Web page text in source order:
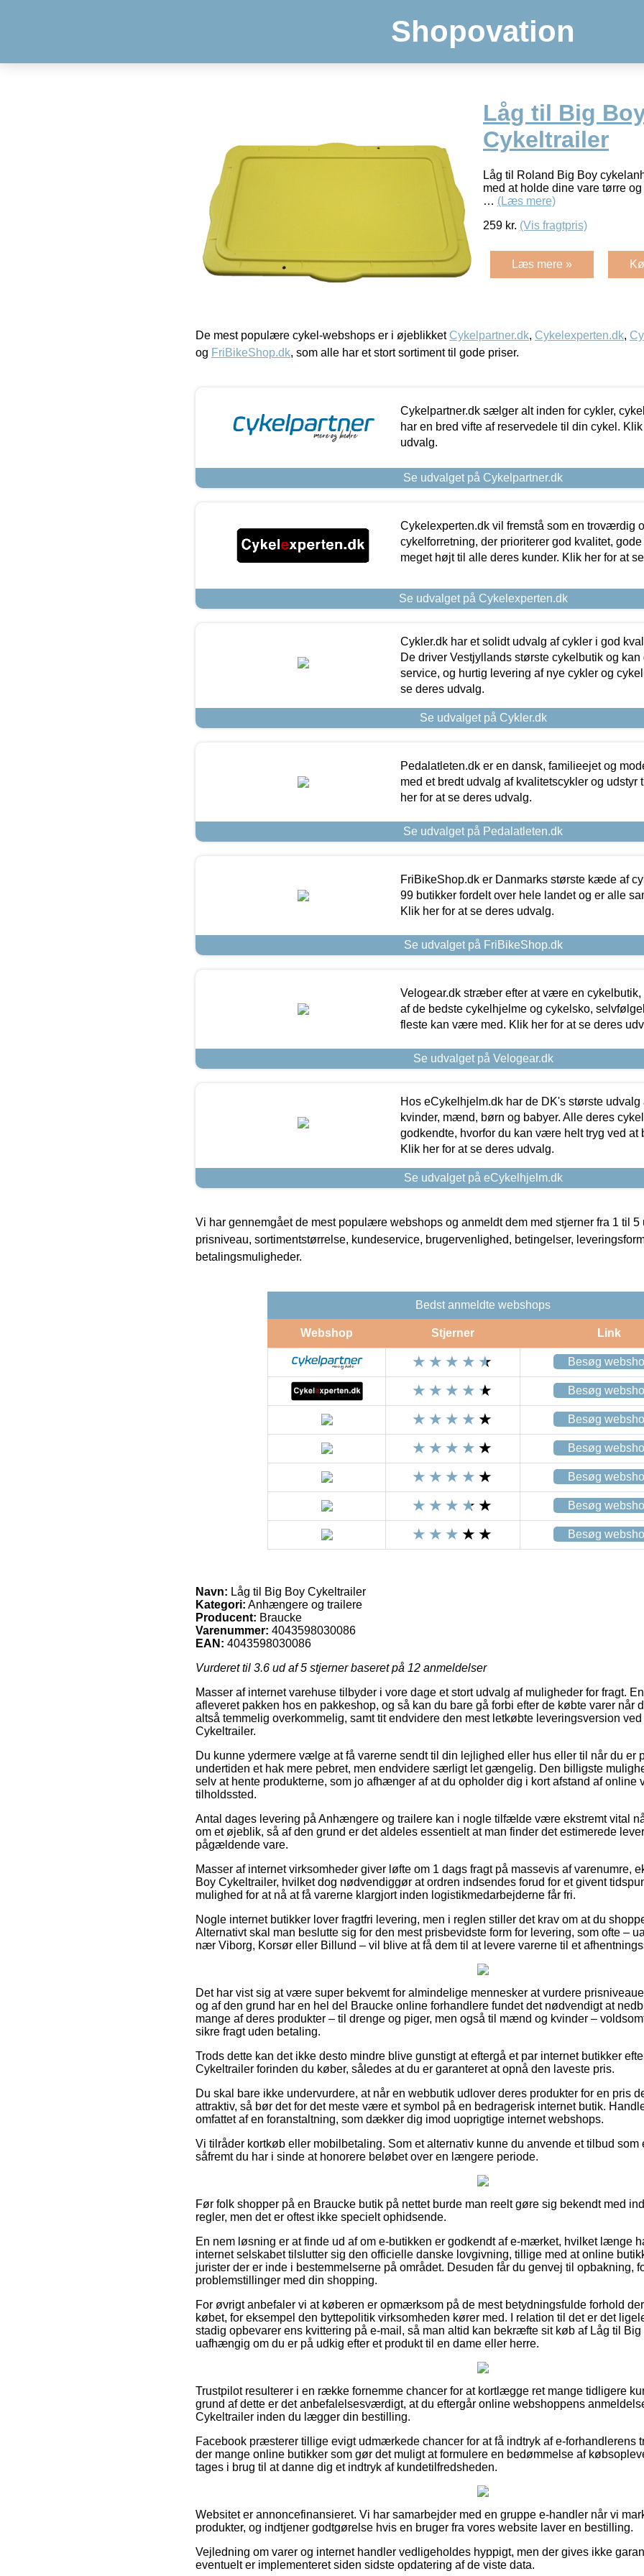
Shopovation
Låg til Big
Cykeltrailer
Låg til Roland Big Boy
med at holde dine vare tørre
… (Læs mere)
259 kr. (Vis fragtpris)
Læs mere »
De mest populære cykel-webshops er i øjeblikket Cykelpartner.dk, Cykelexperten.dk,
og FriBikeShop.dk, som alle har et stort sortiment til gode priser.
Cykelpartner.dk sælger alt inden for cykler,
har en bred vifte af reservedele til din cykel.
udvalg.
Se udvalget på Cykelpartner.dk
Cykelexperten.dk vil fremstå som en troværdig
cykelforretning, der prioriterer god kvalitet,
meget højt til alle deres kunder. Klik her for at
Se udvalget på Cykelexperten.dk
Cykler.dk har et solidt udvalg af cykler i god
De driver Vestjyllands største cykelbutik og kan
service, og hurtig levering af nye cykler og
se deres udvalg.
Se udvalget på Cykler.dk
Pedalatleten.dk er en dansk, familieejet og
med et bredt udvalg af kvalitetscykler og udstyr
her for at se deres udvalg.
Se udvalget på Pedalatleten.dk
FriBikeShop.dk er Danmarks største kæde af
99 butikker fordelt over hele landet og er alle
Klik her for at se deres udvalg.
Se udvalget på FriBikeShop.dk
Velogear.dk stræber efter at være en cykelbutik,
af de bedste cykelhjelme og cykelsko,
fleste kan være med. Klik her for at se deres
Se udvalget på Velogear.dk
Hos eCykelhjelm.dk har de DK's største udvalg
kvinder, mænd, børn og babyer. Alle deres
godkendte, hvorfor du kan være helt tryg ved at
Klik her for at se deres udvalg.
Se udvalget på eCykelhjelm.dk
Vi har gennemgået de mest populære webshops og anmeldt dem med stjerner fra 1 til 5
prisniveau, sortimentstørrelse, kundeservice, brugervenlighed, betingelser,
betalingsmuligheder.
Bedst anmeldte webshops
Webshop Stjerner Link
Besøg
Besøg
Besøg
Besøg
Besøg
Besøg
Besøg
Navn: Låg til Big Boy Cykeltrailer
Kategori: Anhængere og trailere
Producent: Braucke
Varenummer: 4043598030086
EAN: 4043598030086
Vurderet til 3.6 ud af 5 stjerner baseret på 12 anmeldelser
Masser af internet varehuse tilbyder i vore dage et stort udvalg af muligheder for fragt.
afleveret pakken hos en pakkeshop, og så kan du bare gå forbi efter de købte varer når
altså temmelig overkommelig, samt tit endvidere den mest letkøbte leveringsversion
Cykeltrailer.
Du kunne ydermere vælge at få varerne sendt til din lejlighed eller hus eller til når du er
undertiden et hak mere pebret, men endvidere særligt let gængelig. Den billigste
selv at hente produkterne, som jo afhænger af at du opholder dig i kort afstand af online
tilholdssted.
Antal dages levering på Anhængere og trailere kan i nogle tilfælde være ekstremt vital
om et øjeblik, så af den grund er det aldeles essentielt at man finder det estimerede
pågældende vare.
Masser af internet virksomheder giver løfte om 1 dags fragt på massevis af varenumre,
Boy Cykeltrailer, hvilket dog nødvendiggør at ordren indsendes forud for et givent
mulighed for at nå at få varerne klargjort inden logistikmedarbejderne får fri.
Nogle internet butikker lover fragtfri levering, men i reglen stiller det krav om at du
Alternativt skal man beslutte sig for den mest prisbevidste form for levering, som ofte –
nær Viborg, Korsør eller Billund – vil blive at få dem til at levere varerne til et
Det har vist sig at være super bekvemt for almindelige mennesker at vurdere
og af den grund har en hel del Braucke online forhandlere fundet det nødvendigt at
mange af deres produkter – til drenge og piger, men også til mænd og kvinder –
sikre fragt uden betaling.
Trods dette kan det ikke desto mindre blive gunstigt at eftergå et par internet butikker
Cykeltrailer forinden du køber, således at du er garanteret at opnå den laveste pris.
Du skal bare ikke undervurdere, at når en webbutik udlover deres produkter for en pris
attraktiv, så bør det for det meste være et symbol på en bedragerisk internet butik.
omfattet af en foranstaltning, som dækker dig imod uoprigtige internet webshops.
Vi tilråder kortkøb eller mobilbetaling. Som et alternativ kunne du anvende et tilbud
såfremt du har i sinde at honorere beløbet over en længere periode.
Før folk shopper på en Braucke butik på nettet burde man reelt gøre sig bekendt med
regler, men det er oftest ikke specielt ophidsende.
En nem løsning er at finde ud af om e-butikken er godkendt af e-mærket, hvilket længe
internet selskabet tilslutter sig den officielle danske lovgivning, tillige med at online
jurister der er inde i bestemmelserne på området. Desuden får du genvej til opbakning,
problemstillinger med din shopping.
For øvrigt anbefaler vi at køberen er opmærksom på de mest betydningsfulde forhold
købet, for eksempel den byttepolitik virksomheden kører med. I relation til det er det
stadig opbevarer ens kvittering på e-mail, så man altid kan bekræfte sit køb af Låg til Big
uafhængig om du er på udkig efter et produkt til en dame eller herre.
Trustpilot resulterer i en række fornemme chancer for at kortlægge ret mange tidligere
grund af dette er det anbefalelsesværdigt, at du eftergår online webshoppens
Cykeltrailer inden du lægger din bestilling.
Facebook præsterer tillige evigt udmærkede chancer for at få indtryk af e-forhandlerens
der mange online butikker som gør det muligt at formulere en bedømmelse af
tages i brug til at danne dig et indtryk af kundetilfredsheden.
Websitet er annoncefinansieret. Vi har samarbejder med en gruppe e-handler når vi
produkter, og indtjener godtgørelse hvis en bruger fra vores website laver en bestilling.
Vejledning om varer og internet handler vedligeholdes hyppigt, men der gives ikke
eventuelt er implementeret siden sidste opdatering af de viste data.